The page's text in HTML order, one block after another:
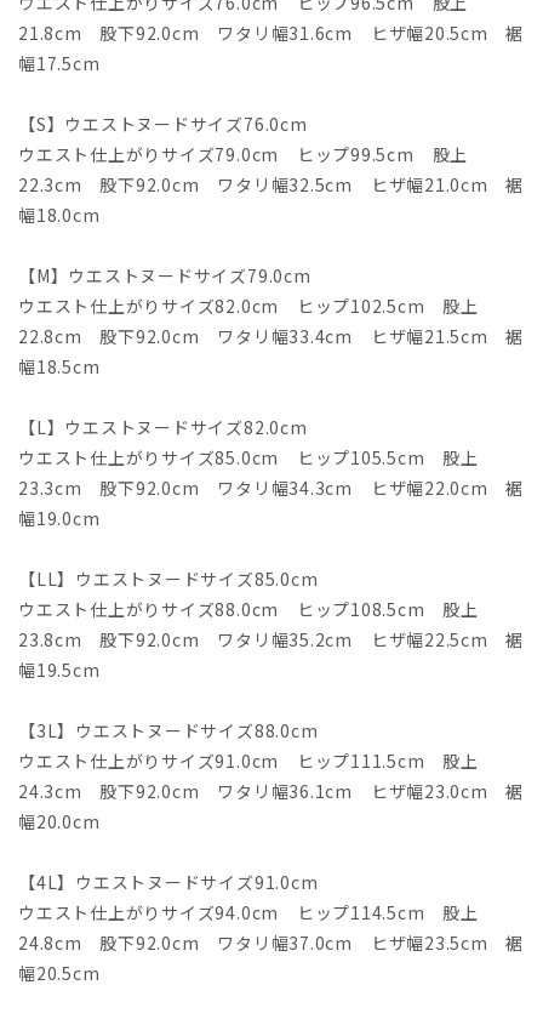
21.8cm 股下92.0cm ワタリ幅31.6cm ヒザ幅20.5cm 裾
幅17.5cm
【S】ウエストヌードサイズ76.0cm
ウエスト仕上がりサイズ79.0cm ヒップ99.5cm 股上
22.3cm 股下92.0cm ワタリ幅32.5cm ヒザ幅21.0cm 裾
幅18.0cm
【M】ウエストヌードサイズ79.0cm
ウエスト仕上がりサイズ82.0cm ヒップ102.5cm 股上
22.8cm 股下92.0cm ワタリ幅33.4cm ヒザ幅21.5cm 裾
幅18.5cm
【L】ウエストヌードサイズ82.0cm
ウエスト仕上がりサイズ85.0cm ヒップ105.5cm 股上
23.3cm 股下92.0cm ワタリ幅34.3cm ヒザ幅22.0cm 裾
幅19.0cm
【LL】ウエストヌードサイズ85.0cm
ウエスト仕上がりサイズ88.0cm ヒップ108.5cm 股上
23.8cm 股下92.0cm ワタリ幅35.2cm ヒザ幅22.5cm 裾
幅19.5cm
【3L】ウエストヌードサイズ88.0cm
ウエスト仕上がりサイズ91.0cm ヒップ111.5cm 股上
24.3cm 股下92.0cm ワタリ幅36.1cm ヒザ幅23.0cm 裾
幅20.0cm
【4L】ウエストヌードサイズ91.0cm
ウエスト仕上がりサイズ94.0cm ヒップ114.5cm 股上
24.8cm 股下92.0cm ワタリ幅37.0cm ヒザ幅23.5cm 裾
幅20.5cm